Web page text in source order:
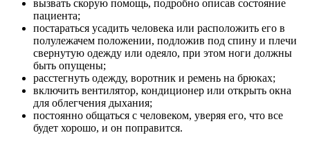
вызвать скорую помощь, подробно описав состояние
пациента;
постараться усадить человека или расположить его в
полулежачем положении, подложив под спину и плечи
свернутую одежду или одеяло, при этом ноги должны
быть опущены;
расстегнуть одежду, воротник и ремень на брюках;
включить вентилятор, кондиционер или открыть окна
для облегчения дыхания;
постоянно общаться с человеком, уверяя его, что все
будет хорошо, и он поправится.